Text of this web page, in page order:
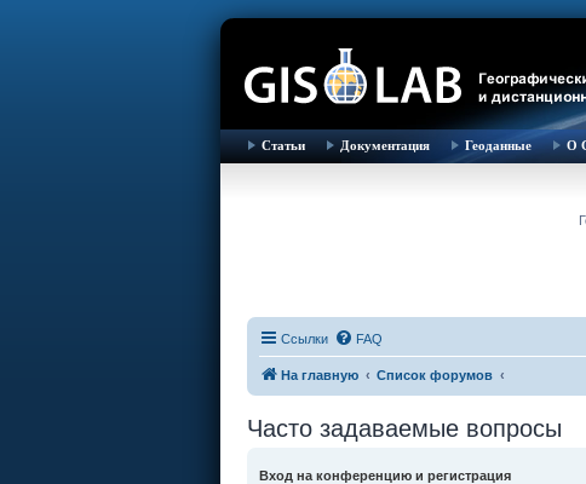
Статьи Документация Геоданные О
Ссылки FAQ
На главную Список форумов
Часто задаваемые вопросы
Вход на конференцию и регистрация